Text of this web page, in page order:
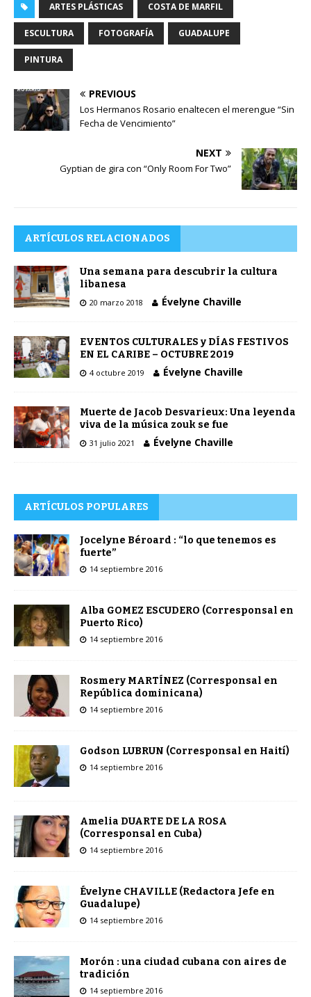
ARTES PLÁSTICAS COSTA DE MARFIL
ESCULTURA FOTOGRAFÍA GUADALUPE
PINTURA
PREVIOUS
Los Hermanos Rosario enaltecen el merengue “Sin
Fecha de Vencimiento”
NEXT
Gyptian de gira con “Only Room For Two”
ARTÍCULOS RELACIONADOS
Una semana para descubrir la cultura
libanesa
20 marzo 2018 Évelyne Chaville
EVENTOS CULTURALES y DÍAS FESTIVOS
EN EL CARIBE – OCTUBRE 2019
4 octubre 2019 Évelyne Chaville
Muerte de Jacob Desvarieux: Una leyenda
viva de la música zouk se fue
31 julio 2021 Évelyne Chaville
ARTÍCULOS POPULARES
Jocelyne Béroard : “lo que tenemos es
fuerte”
14 septiembre 2016
Alba GOMEZ ESCUDERO (Corresponsal en
Puerto Rico)
14 septiembre 2016
Rosmery MARTÍNEZ (Corresponsal en
República dominicana)
14 septiembre 2016
Godson LUBRUN (Corresponsal en Haití)
14 septiembre 2016
Amelia DUARTE DE LA ROSA
(Corresponsal en Cuba)
14 septiembre 2016
Évelyne CHAVILLE (Redactora Jefe en
Guadalupe)
14 septiembre 2016
Morón : una ciudad cubana con aires de
tradición
14 septiembre 2016